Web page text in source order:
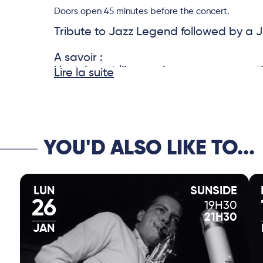
Doors open 45 minutes before the concert.
Tribute to Jazz Legend followed by a
A savoir :
L’entrée est libre mais une
Lire la suite
YOU'D ALSO LIKE TO...
LUN
26
JAN
SUNSIDE
19H30
21H30